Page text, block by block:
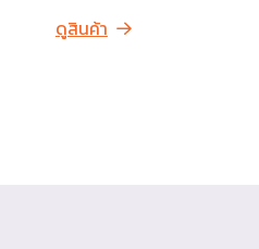
ดูสินค้า